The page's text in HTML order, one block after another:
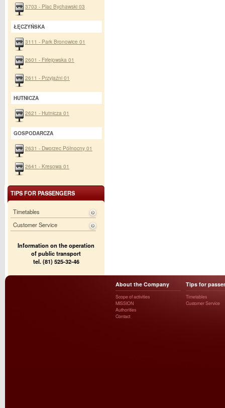
3703 - Plac Bychawski 03
ŁĘCZYŃSKA
3111 - Park Bronowice 01
2601 - Firlejowska 01
2611 - Przyjaźni 01
HUTNICZA
2621 - Hutnicza 01
GOSPODARCZA
2631 - Dworzec Północny 01
2641 - Kresowa 01
TIPS FOR PASSENGERS
Timetables
Customer Service
Information on the operation
of public transport
tel. (81) 525-32-46
About the Company
Scope of activities
MISSION
Authorities
Contact
Tips for
Timetables
Customer Service